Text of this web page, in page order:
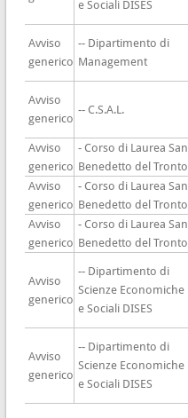
e Sociali DISES
Avviso
generico
-- Dipartimento di
Management
Avviso
generico
-- C.S.A.L.
Avviso
generico
- Corso di Laurea San
Benedetto del Tronto
Avviso
generico
- Corso di Laurea San
Benedetto del Tronto
Avviso
generico
- Corso di Laurea San
Benedetto del Tronto
Avviso
generico
-- Dipartimento di
Scienze Economiche
e Sociali DISES
Avviso
generico
-- Dipartimento di
Scienze Economiche
e Sociali DISES